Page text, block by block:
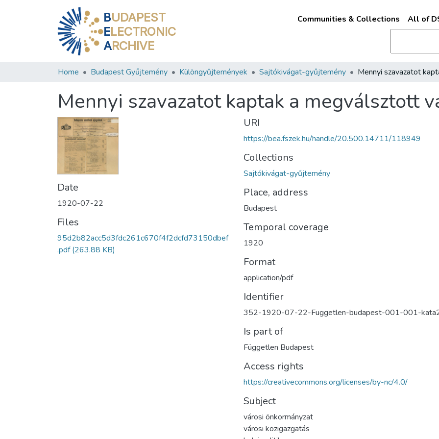
BUDAPEST
ELECTRONIC
ARCHIVE
Communities & Collections All of
Home Budapest Gyűjtemény Különgyűjtemények Sajtókivágat-gyűjtemény
Mennyi szavazatot kaptak a megválsztott
Date
1920-07-22
Files
95d2b82acc5d3fdc261c670f4f2dcfd73150dbef
.pdf(263.88 KB)
URI
https://bea.fszek.hu/handle/20.500.14711/118949
Collections
Sajtókivágat-gyűjtemény
Place, address
Budapest
Temporal coverage
1920
Format
application/pdf
Identifier
352-1920-07-22-Fuggetlen-budapest-001-001-
Is part of
Független Budapest
Access rights
https://creativecommons.org/licenses/by-nc/4.0/
Subject
városi önkormányzat
városi közigazgatás